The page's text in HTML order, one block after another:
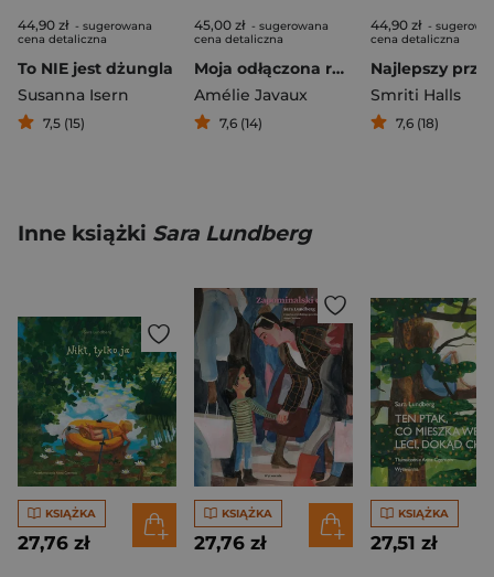
44,90 zł - sugerowana
cena detaliczna
To NIE jest dżungla
Susanna Isern
7,5 (15)
45,00 zł - sugerowana
cena detaliczna
Moja odłączona rodzina
Amélie Javaux
7,6 (14)
44,90 zł -
cena detaliczna
Najlepszy
Smriti Halls
7,6 (18)
Inne książki Sara Lundberg
KSIĄŻKA
27,76 zł
KSIĄŻKA
27,76 zł
KSIĄŻKA
27,51 zł